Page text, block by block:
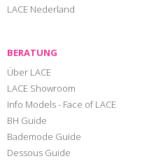
LACE Nederland
BERATUNG
Über LACE
LACE Showroom
Info Models - Face of LACE
BH Guide
Bademode Guide
Dessous Guide